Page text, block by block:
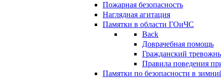
Пожарная безопасность
Наглядная агитация
Памятки в области ГОиЧС
Back
Доврачебная помощь
Гражданский
Правила поведения
Памятки по безопасности в